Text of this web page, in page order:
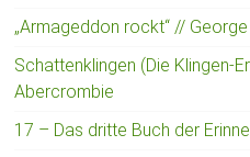
„Armageddon rockt“ // George
Schattenklingen (Die Klingen-
Abercrombie
17 – Das dritte Buch der